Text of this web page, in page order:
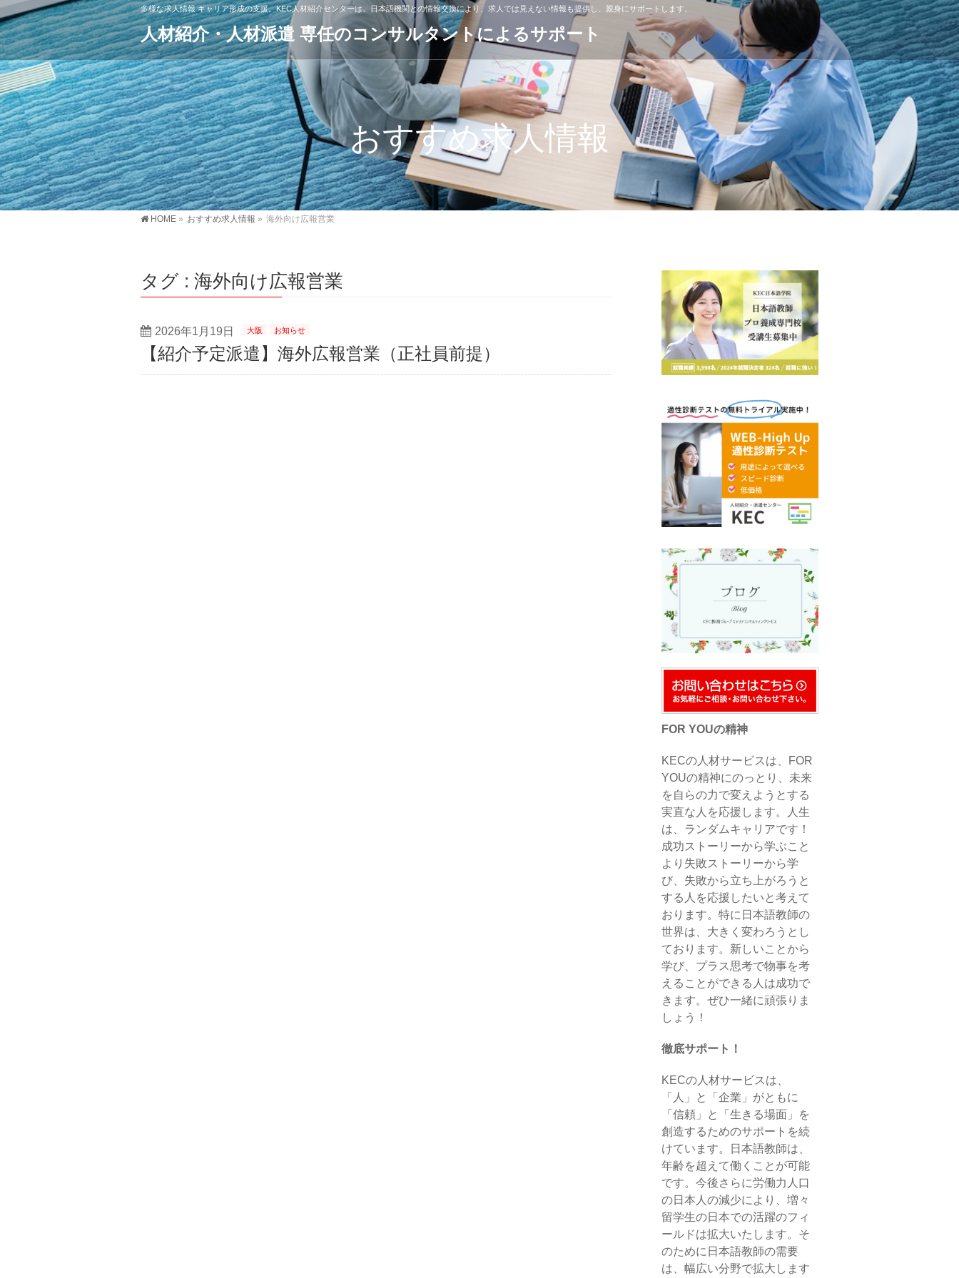
多様な求人情報 キャリア形成の支援。KEC人材紹介センターは、日本語機関との情報交換により、求人では見えない情報も提供し、親身にサポートします。
人材紹介・人材派遣 専任のコンサルタントによるサポート
おすすめ求人情報
HOME » おすすめ求人情報 » 海外向け広報営業
タグ : 海外向け広報営業
2026年1月19日 大阪 お知らせ
【紹介予定派遣】海外広報営業（正社員前提）
FOR YOUの精神
KECの人材サービスは、FOR
YOUの精神にのっとり、未来
を自らの力で変えようとする
実直な人を応援します。人生
は、ランダムキャリアです！
成功ストーリーから学ぶこと
より失敗ストーリーから学
び、失敗から立ち上がろうと
する人を応援したいと考えて
おります。特に日本語教師の
世界は、大きく変わろうとし
ております。新しいことから
学び、プラス思考で物事を考
えることができる人は成功で
きます。ぜひ一緒に頑張りま
しょう！
徹底サポート！
KECの人材サービスは、
「人」と「企業」がともに
「信頼」と「生きる場面」を
創造するためのサポートを続
けています。日本語教師は、
年齢を超えて働くことが可能
です。今後さらに労働力人口
の日本人の減少により、増々
留学生の日本での活躍のフィ
ールドは拡大いたします。そ
のために日本語教師の需要
は、幅広い分野で拡大します